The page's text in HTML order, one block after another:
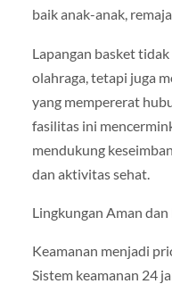
baik anak-anak,
Lapangan basket
olahraga, tetapi juga
yang mempererat
fasilitas ini
mendukung
dan aktivitas sehat.
Lingkungan Aman dan
Keamanan menjadi
Sistem keamanan 24